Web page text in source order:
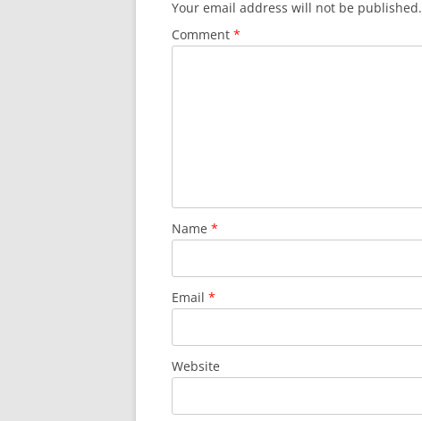
Your email address will not be published.
Comment *
Name *
Email *
Website